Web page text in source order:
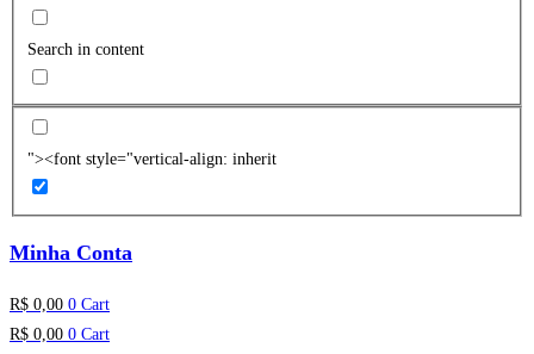
Search in content
"><font style="vertical-align: inherit
Minha Conta
R$ 0,00 0 Cart
R$ 0,00 0 Cart